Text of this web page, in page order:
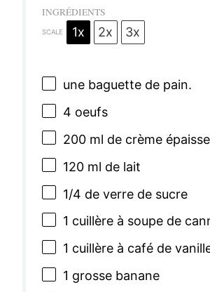
INGRÉDIENTS
SCALE 1x 2x 3x
une baguette de pain.
4 oeufs
200ml de crème épaisse
120ml de lait
1/4 de verre de sucre
1 cuillère à soupe de
1 cuillère à café de
1 grosse banane